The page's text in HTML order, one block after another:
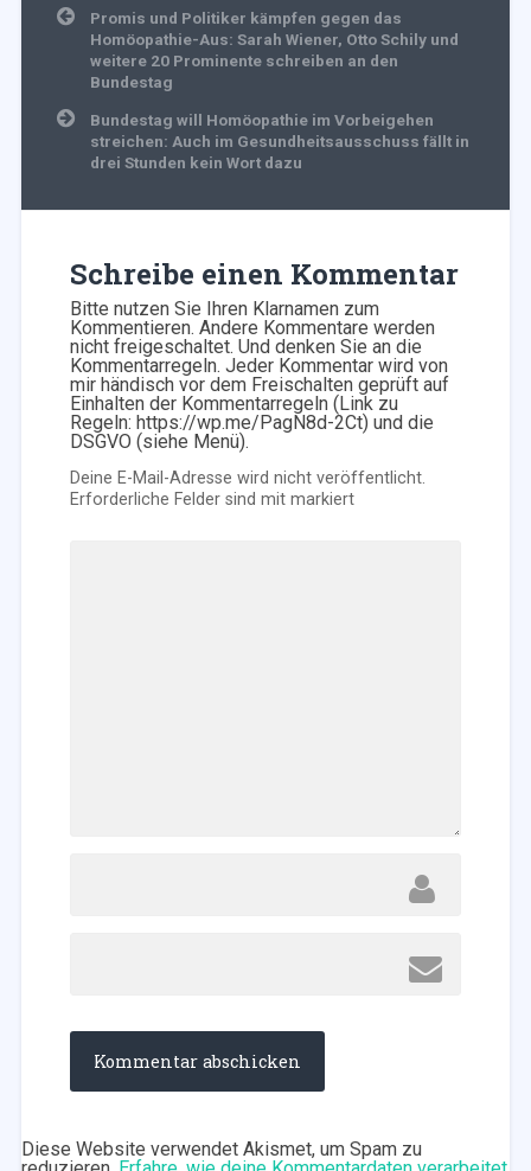
Beitragsnavigation
Promis und Politiker kämpfen gegen das
Homöopathie-Aus: Sarah Wiener, Otto Schily und
weitere 20 Prominente schreiben an den
Bundestag
Bundestag will Homöopathie im Vorbeigehen
streichen: Auch im Gesundheitsausschuss fällt in
drei Stunden kein Wort dazu
Schreibe einen Kommentar
Bitte nutzen Sie Ihren Klarnamen zum
Kommentieren. Andere Kommentare werden
nicht freigeschaltet. Und denken Sie an die
Kommentarregeln. Jeder Kommentar wird von
mir händisch vor dem Freischalten geprüft auf
Einhalten der Kommentarregeln (Link zu
Regeln: https://wp.me/PagN8d-2Ct) und die
DSGVO (siehe Menü).
Deine E-Mail-Adresse wird nicht veröffentlicht.
Erforderliche Felder sind mitmarkiert
Diese Website verwendet Akismet, um Spam zu